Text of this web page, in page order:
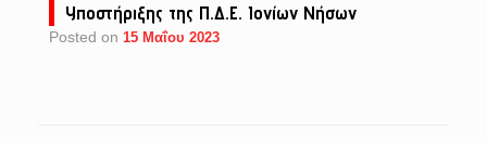
Υποστήριξης της Π.Δ.Ε. Ιονίων Νήσων
Posted on 15 Μαΐου 2023